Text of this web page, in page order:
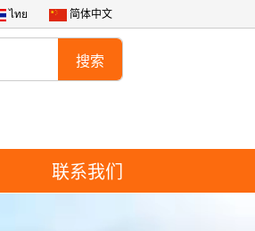
ไทย 简体中文
联系我们